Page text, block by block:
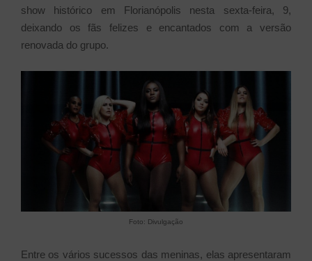
show histórico em Florianópolis nesta sexta-feira, 9,
deixando os fãs felizes e encantados com a versão
renovada do grupo.
Foto: Divulgação
Entre os vários sucessos das meninas, elas apresentaram